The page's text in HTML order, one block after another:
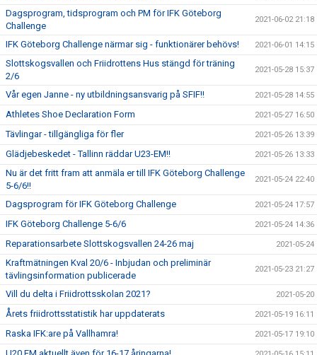
Dagsprogram, tidsprogram och PM för IFK Göteborg
Challenge
2021-06-02 21:18
IFK Göteborg Challenge närmar sig - funktionärer behövs! 2021-06-01 14:15
Slottskogsvallen och Friidrottens Hus stängd för träning
2/6
2021-05-28 15:37
Vår egen Janne - ny utbildningsansvarig på SFIF!! 2021-05-28 14:55
Athletes Shoe Declaration Form 2021-05-27 16:50
Tävlingar - tillgängliga för fler 2021-05-26 13:39
Glädjebeskedet - Tallinn räddar U23-EM!! 2021-05-26 13:33
Nu är det fritt fram att anmäla er till IFK Göteborg Challenge
5-6/6!!
2021-05-24 22:40
Dagsprogram för IFK Göteborg Challenge 2021-05-24 17:57
IFK Göteborg Challenge 5-6/6 2021-05-24 14:36
Reparationsarbete Slottskogsvallen 24-26 maj 2021-05-24
Kraftmätningen Kval 20/6 - Inbjudan och preliminär
tävlingsinformation publicerade
2021-05-23 21:27
Vill du delta i Friidrottsskolan 2021? 2021-05-20
Årets friidrottsstatistik har uppdaterats 2021-05-19 16:11
Raska IFK:are på Vallhamra! 2021-05-17 19:10